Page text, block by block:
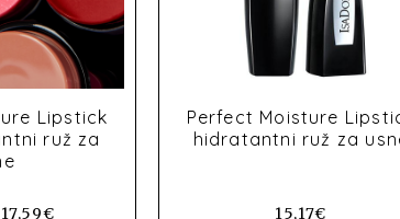
Lipstick
ruž za
17,59€
Perfect Moisture
hidratantni ruž za
15,17€